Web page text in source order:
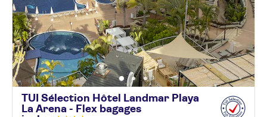
TUI Sélection Hôtel Landmar Playa
La Arena - Flex bagages